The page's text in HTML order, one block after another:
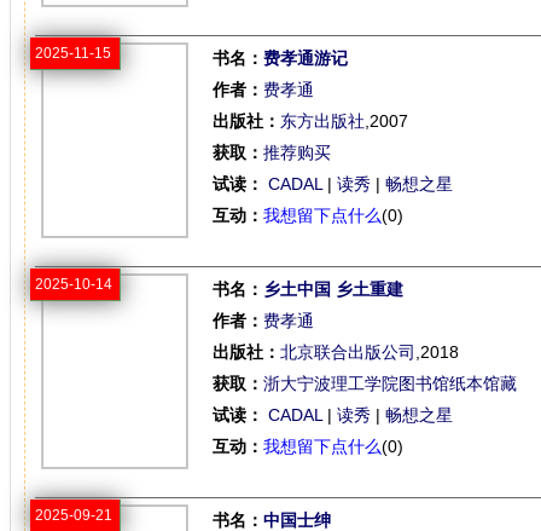
2025-11-15 书名： 费孝通游记
作者： 费孝通
出版社： 东方出版社 ,2007
获取： 推荐购买
试读： CADAL | 读秀 | 畅想之星
互动： 我想留下点什么(0)
2025-10-14 书名： 乡土中国 乡土重建
作者： 费孝通
出版社： 北京联合出版公司 ,2018
获取： 浙大宁波理工学院图书馆纸本馆藏
试读： CADAL | 读秀 | 畅想之星
互动： 我想留下点什么(0)
2025-09-21 书名： 中国士绅